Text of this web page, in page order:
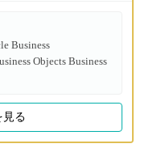
Business
Objects Business
見る